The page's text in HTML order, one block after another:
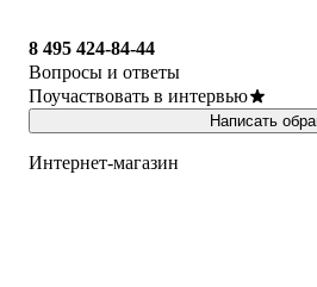
8 495 424-84-44
Вопросы и ответы
Поучаствовать в интервью
Написать
Интернет-магазин